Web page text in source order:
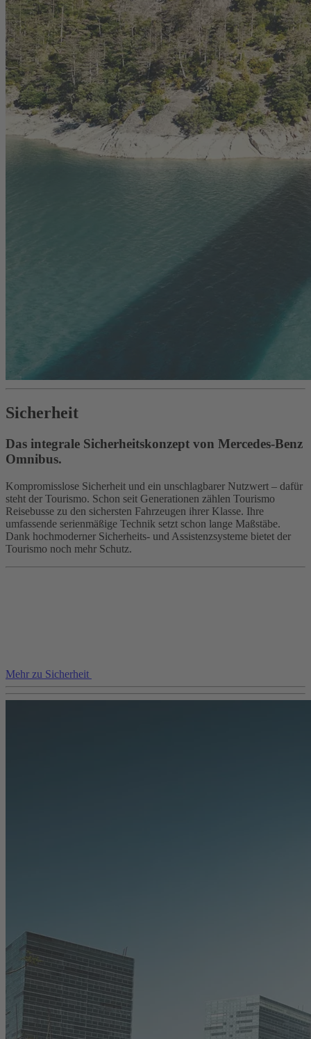
Sicherheit
Das integrale Sicherheitskonzept von Mercedes-Benz
Omnibus.
Kompromisslose Sicherheit und ein unschlagbarer Nutzwert – dafür
steht der Tourismo. Schon seit Generationen zählen Tourismo
Reisebusse zu den sichersten Fahrzeugen ihrer Klasse. Ihre
umfassende serienmäßige Technik setzt schon lange Maßstäbe.
Dank hochmoderner Sicherheits- und Assistenzsysteme bietet der
Tourismo noch mehr Schutz.
Mehr zu Sicherheit